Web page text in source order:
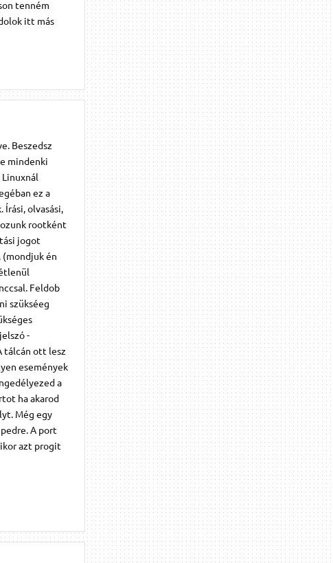
tenném
itt más
Beszedsz
mindenki
ez a
olvasási,
rootként
jogot
én
Feldob
szükséeg
-
tálcán ott lesz
események
a
ha akarod
Még egy
A port
azt progit